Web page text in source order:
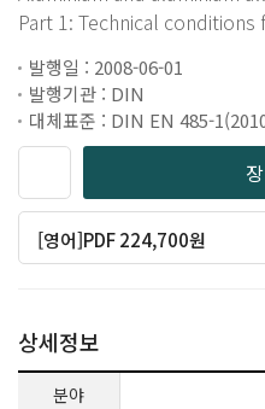
Part 1: Technical
발행일 : 2008-06-01
발행기관 : DIN
대체표준 : DIN EN 485-
[영어]PDF 224,700원
상세정보
분야